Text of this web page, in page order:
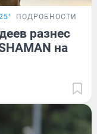
ПОДРОБНОСТИ
разнес
на